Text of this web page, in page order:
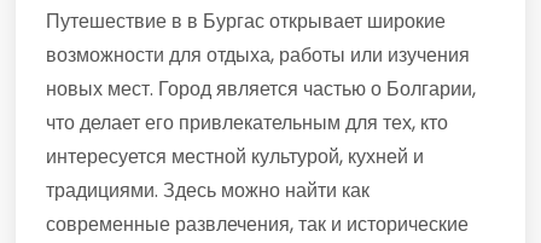
Путешествие в в Бургас открывает широкие
возможности для отдыха, работы или изучения
новых мест. Город является частью о Болгарии,
что делает его привлекательным для тех, кто
интересуется местной культурой, кухней и
традициями. Здесь можно найти как
современные развлечения, так и исторические